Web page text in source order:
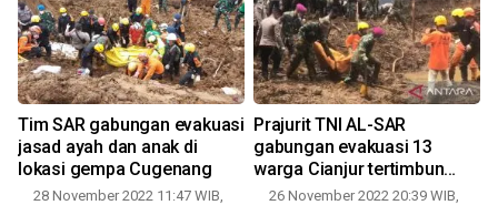
Tim SAR gabungan evakuasi
jasad ayah dan anak di
lokasi gempa Cugenang
28 November 2022 11:47 WIB,
Prajurit TNI AL-SAR
gabungan evakuasi 13
warga Cianjur tertimbun
longsor
26 November 2022 20:39 WIB,